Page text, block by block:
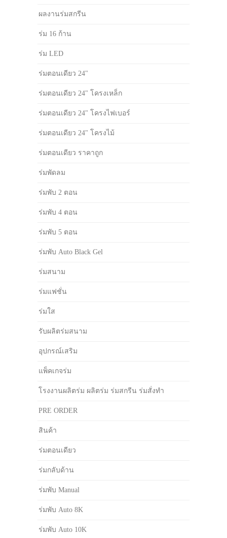
ผลงานร่มสกรีน
ร่ม 16 ก้าน
ร่ม LED
ร่มตอนเดียว 24"
ร่มตอนเดียว 24" โครงเหล็ก
ร่มตอนเดียว 24" โครงไฟเบอร์
ร่มตอนเดียว 24" โครงไม้
ร่มตอนเดียว ราคาถูก
ร่มพัดลม
ร่มพับ 2 ตอน
ร่มพับ 4 ตอน
ร่มพับ 5 ตอน
ร่มพับ Auto Black Gel
ร่มสนาม
ร่มแฟชั่น
ร่มใส
รับผลิตร่มสนาม
อุปกรณ์เสริม
แพ็คเกจร่ม
โรงงานผลิตร่ม ผลิตร่ม ร่มสกรีน ร่มสั่งทำ
PRE ORDER
สินค้า
ร่มตอนเดียว
ร่มกลับด้าน
ร่มพับ Manual
ร่มพับ Auto 8K
ร่มพับ Auto 10K